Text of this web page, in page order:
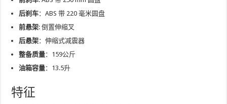
后刹车：ABS 带 220 毫米圆盘
前悬架: 倒置伸缩叉
后悬架：伸缩式减震器
整备质量：159公斤
油箱容量：13.5升
特征